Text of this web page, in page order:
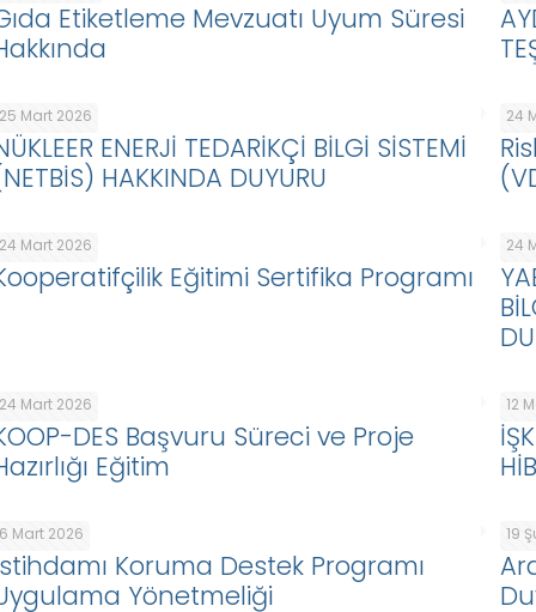
Etiketleme Mevzuatı Uyum Süresi
25 Mart 2026
ENERJİ TEDARİKÇİ BİLGİ SİSTEMİ
HAKKINDA DUYURU
24
24 Mart 2026
Eğitimi Sertifika Programı
24
24 Mart 2026
DES Başvuru Süreci ve Proje
Eğitim
12
6 Mart 2026
Koruma Destek Programı
Yönetmeliği
19